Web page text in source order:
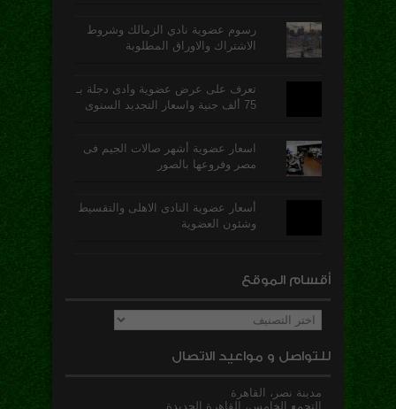
رسوم عضوية نادي الزمالك وشروط
الاشتراك والاوراق المطلوبة
تعرف على عرض عضوية وادى دجلة بـ
75 ألف جنية واسعار التجديد السنوى
اسعار عضوية أشهر صالات الجيم فى
مصر وفروعها بالصور
أسعار عضوية النادى الاهلى والتقسيط
وشئون العضوية
أقسام الموقع
أقسام
الموقع
للتواصل و مواعيد الاتصال
مدينة نصر، القاهرة
التجمع الخامس، القاهرة الجديدة